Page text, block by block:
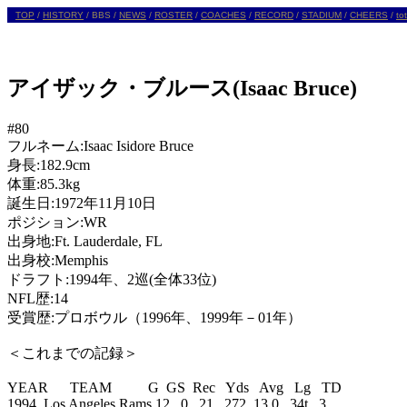
TOP / HISTORY / BBS / NEWS / ROSTER / COACHES / RECORD / STADIUM / CHEERS /
アイザック・ブルース(Isaac Bruce)
#80
フルネーム:Isaac Isidore Bruce
身長:182.9cm
体重:85.3kg
誕生日:1972年11月10日
ポジション:WR
出身地:Ft. Lauderdale, FL
出身校:Memphis
ドラフト:1994年、2巡(全体33位)
NFL歴:14
受賞歴:プロボウル（1996年、1999年－01年）
＜これまでの記録＞
YEAR      TEAM          G  GS  Rec   Yds   Avg   Lg   TD
1994  Los Angeles Rams 12   0   21   272  13.0   34t   3